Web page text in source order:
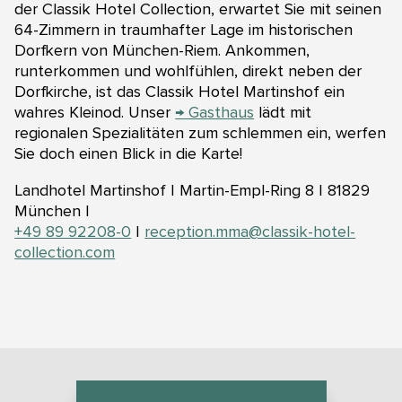
der Classik Hotel Collection, erwartet Sie mit seinen
64-Zimmern in traumhafter Lage im historischen
Dorfkern von München-Riem. Ankommen,
runterkommen und wohlfühlen, direkt neben der
Dorfkirche, ist das Classik Hotel Martinshof ein
wahres Kleinod. Unser→ Gasthaus lädt mit
regionalen Spezialitäten zum schlemmen ein, werfen
Sie doch einen Blick in die Karte!
Landhotel Martinshof | Martin-Empl-Ring 8 | 81829
München |
+49 89 92208-0 | reception.mma@classik-hotel-
collection.com